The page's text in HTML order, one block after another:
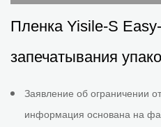
Пленка Yisile-S
запечатывания
Заявление об ограничении
информация основана на